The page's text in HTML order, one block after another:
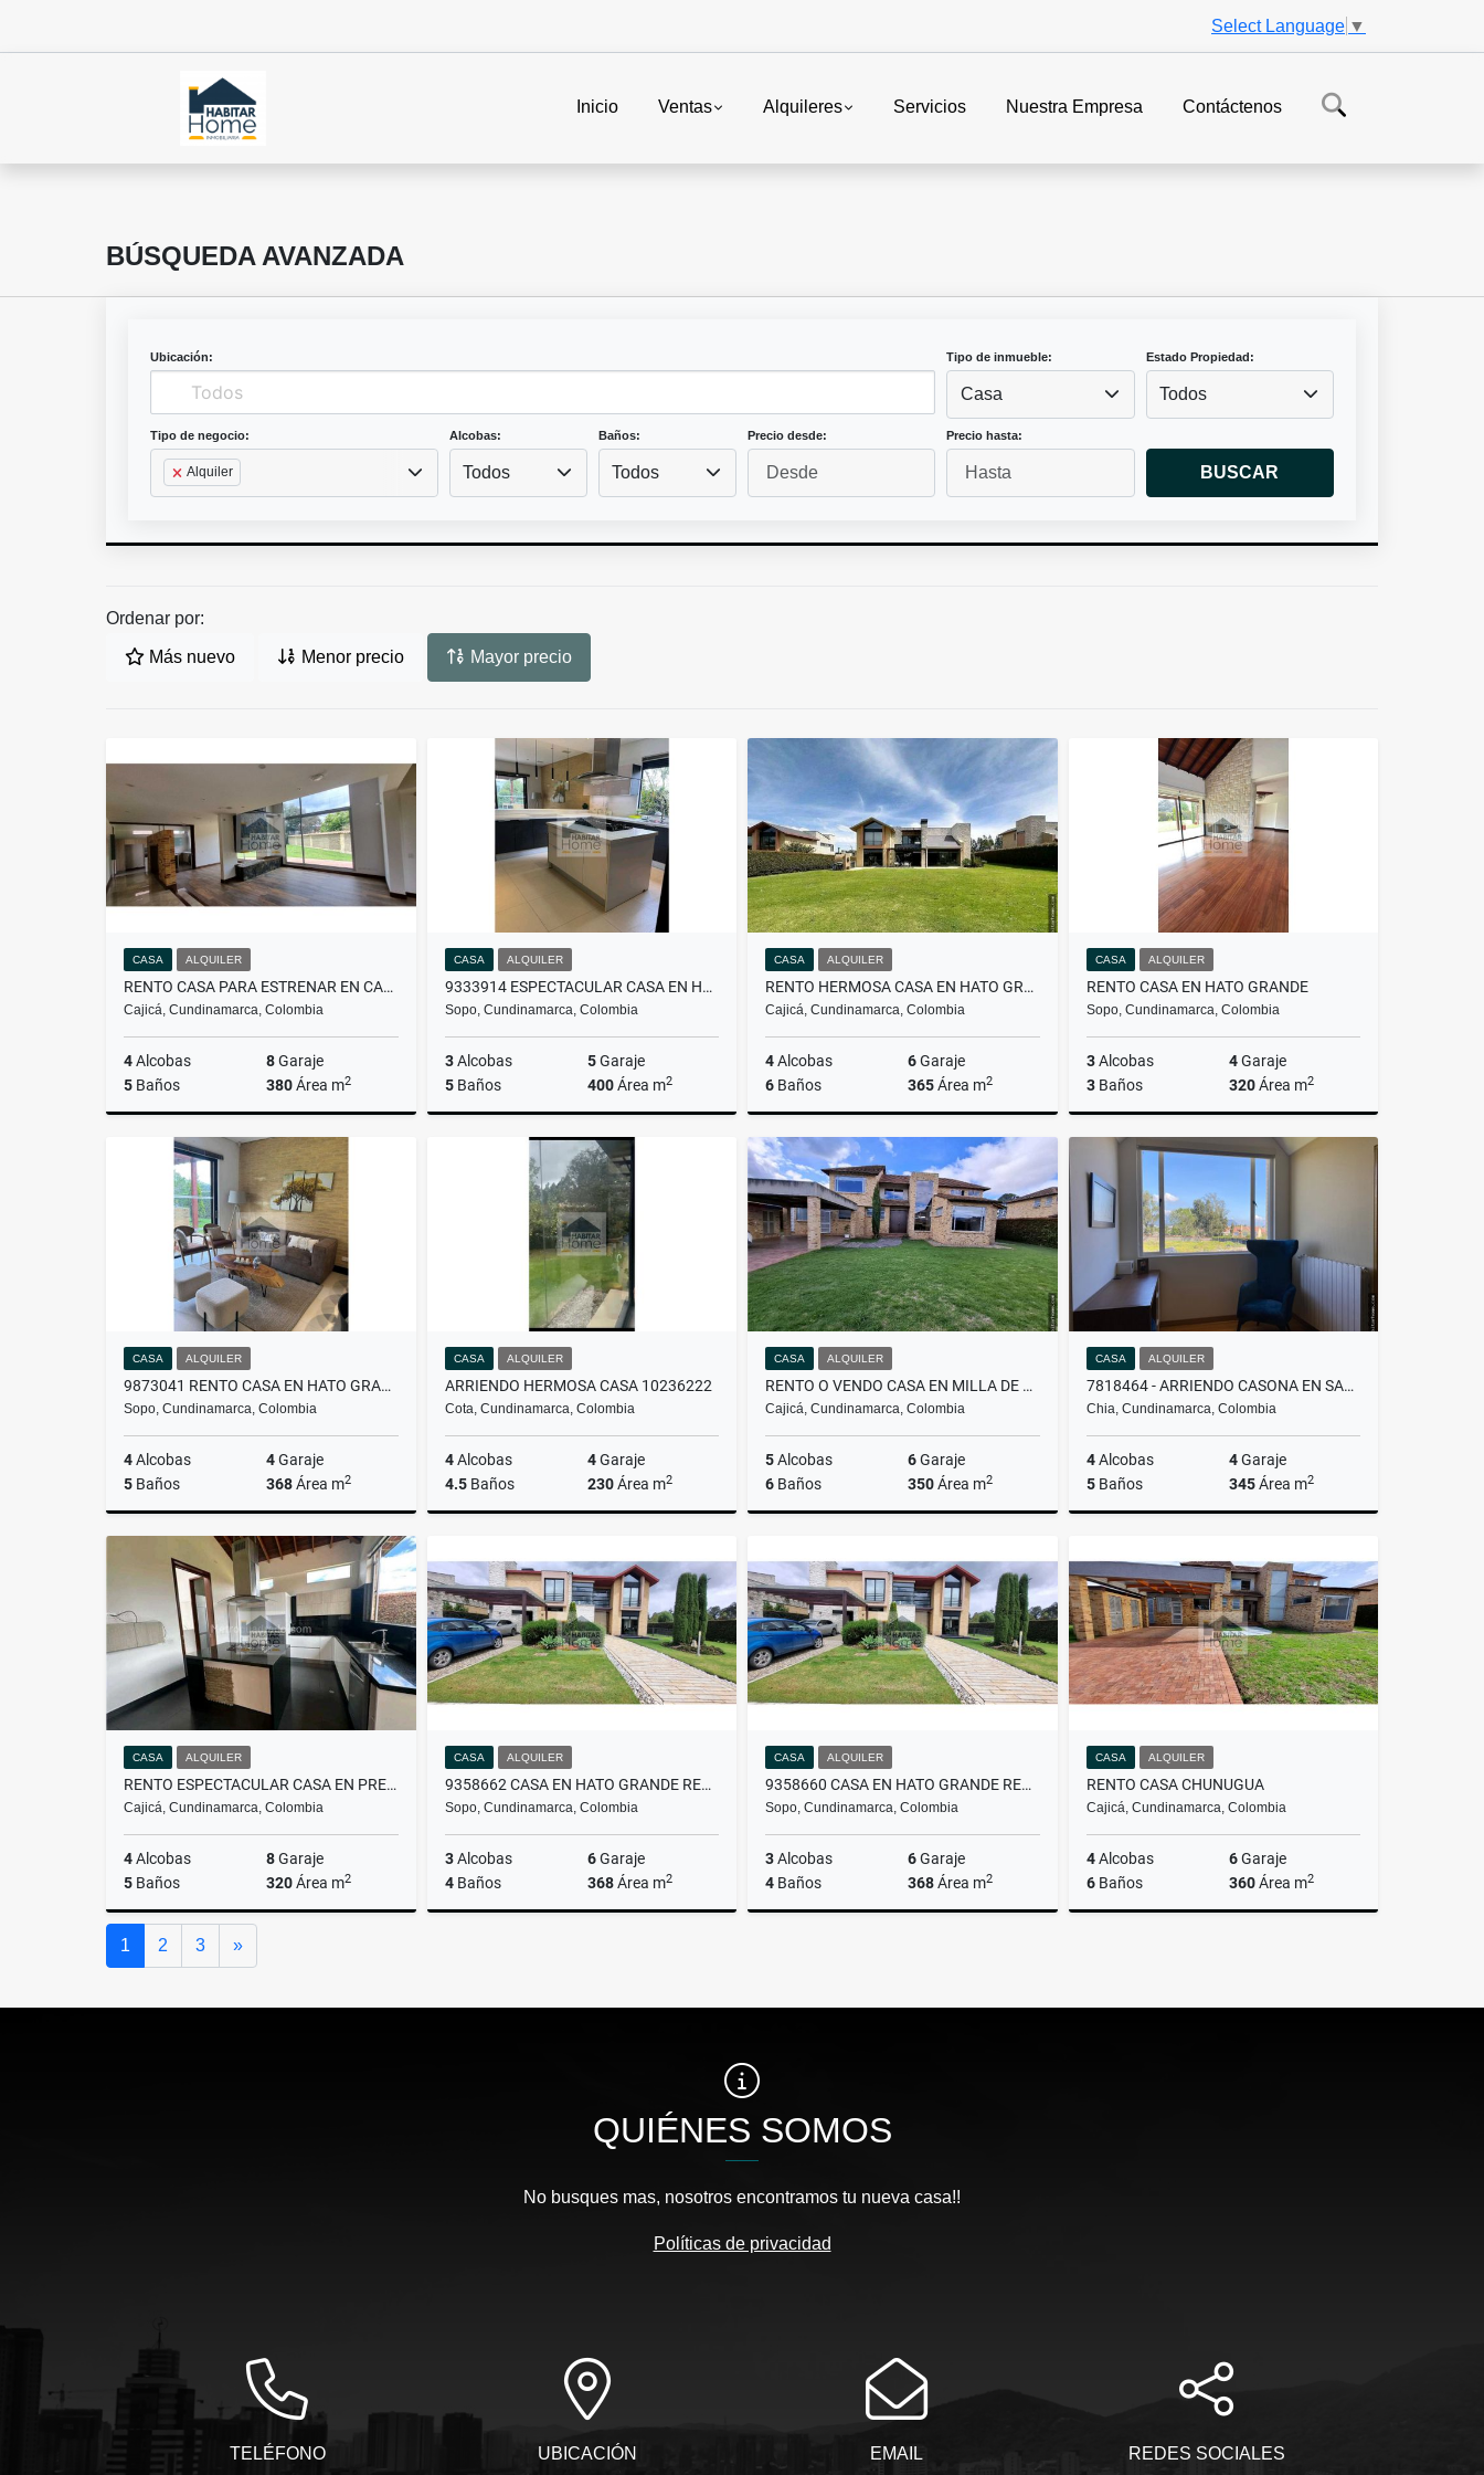
Select Language ▼
Inicio Ventas Alquileres Servicios Nuestra Empresa Contáctenos
BÚSQUEDA AVANZADA
Ubicación: Tipo de inmueble:
Casa
Estado Propiedad:
Todos
Tipo de negocio:
Alquiler
Alcobas:
Todos
Baños:
Todos
Precio desde: Precio hasta:
BUSCAR
Ordenar por:
Más nuevo Menor precio Mayor precio
CASA ALQUILER
RENTO CASA PARA ESTRENAR EN CAMINOS DE CHUNUGUA 9552736
Cajicá, Cundinamarca, Colombia
4Alcobas 8Garaje
5 Baños 380Área m2
$18.000.000
CASA ALQUILER
9333914 ESPECTACULAR CASA EN HATO GRANDE
Sopo, Cundinamarca, Colombia
3Alcobas 5Garaje
5Baños 400Área m2
CASA ALQUILER
RENTO HERMOSA CASA EN HATO GRANDE
Cajicá, Cundinamarca, Colombia
4Alcobas 6Garaje
6 Baños 365Área m2
Alquiler
$14.000.000
CASA ALQUILER
RENTO CASA EN HATO GRANDE
Sopo, Cundinamarca, Colombia
3Alcobas 4Garaje
3Baños 320Área m2
Alquiler
CASA ALQUILER
9873041 RENTO CASA EN HATO GRANDE
Sopo, Cundinamarca, Colombia
4Alcobas 4Garaje
5 Baños 368Área m2
Alquiler
$13.500.000
CASA ALQUILER
ARRIENDO HERMOSA CASA 10236222
Cota, Cundinamarca, Colombia
4Alcobas 4Garaje
4.5Baños 230Área m2
$13.400.000
CASA ALQUILER
RENTO O VENDO CASA EN MILLA DE ORO
Cajicá, Cundinamarca, Colombia
5Alcobas 6Garaje
6 Baños 350Área m2
$9.000.000 $13.000.000
CASA ALQUILER
7818464 - ARRIENDO CASONA EN SANTA ANA CHÍA
Chia, Cundinamarca, Colombia
4Alcobas 4Garaje
5Baños 345Área m2
$13.000.000
CASA ALQUILER
RENTO ESPECTACULAR CASA EN PRECIO DE OPORTUNIDAD 9568310
Cajicá, Cundinamarca, Colombia
4Alcobas 8Garaje
5 Baños 320Área m2
CASA ALQUILER
9358662 CASA EN HATO GRANDE RESERVADO
Sopo, Cundinamarca, Colombia
3Alcobas 6Garaje
4Baños 368Área m2
CASA ALQUILER
9358660 CASA EN HATO GRANDE RESERVADO
Sopo, Cundinamarca, Colombia
3Alcobas 6Garaje
4 Baños 368Área m2
CASA ALQUILER
RENTO CASA CHUNUGUA
Cajicá, Cundinamarca, Colombia
4Alcobas 6Garaje
6Baños 360Área m2
1 2 3 »Siguiente
QUIÉNES SOMOS
No busques mas, nosotros encontramos tu nueva casa!!
Políticas de privacidad
TELÉFONO UBICACIÓN EMAIL REDES SOCIALES